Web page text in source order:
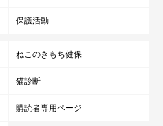
保護活動
ねこのきもち健保
猫診断
購読者専用ページ